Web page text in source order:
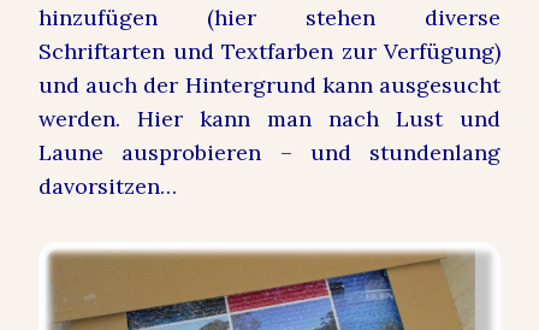
hinzufügen (hier stehen diverse
Schriftarten und Textfarben zur Verfügung)
und auch der Hintergrund kann ausgesucht
werden. Hier kann man nach Lust und
Laune ausprobieren – und stundenlang
davorsitzen…